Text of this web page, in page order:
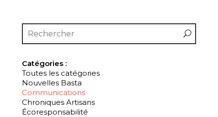
Catégories :
Toutes les catégories
Nouvelles Basta
Communications
Chroniques Artisans
Écoresponsabilité